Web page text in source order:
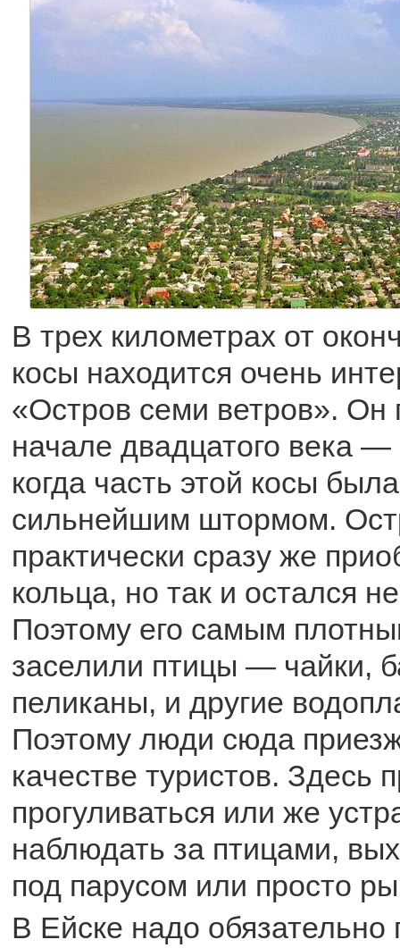
В трех километрах от
косы находится очень
«Остров семи ветров». Он
начале двадцатого века —
когда часть этой косы
сильнейшим штормом.
практически сразу же
кольца, но так и остался
Поэтому его самым
заселили птицы — чайки,
пеликаны, и другие
Поэтому люди сюда
качестве туристов. Здесь
прогуливаться или же
наблюдать за птицами,
под парусом или просто
В Ейске надо обязательно